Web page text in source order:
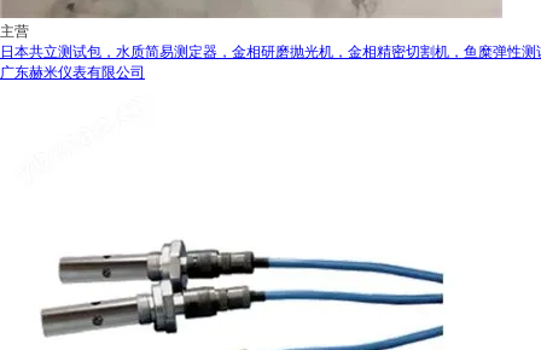
主营
日本共立测试包，水质简易测定器，金相研磨抛光机，金相精密切割机，鱼糜弹性测
广东赫米仪表有限公司